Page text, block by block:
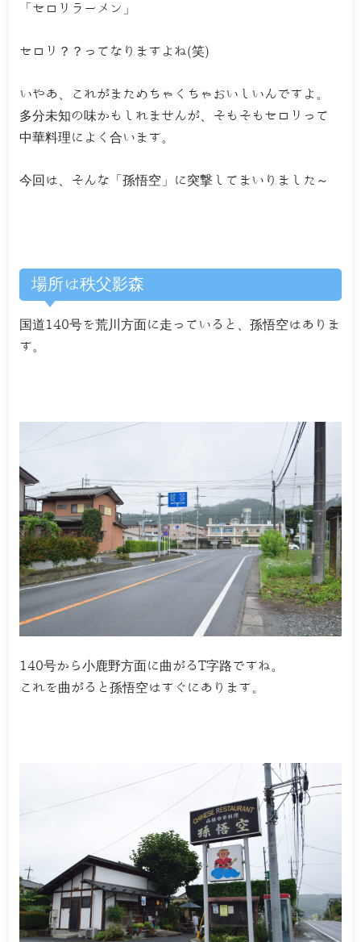
「セロリラーメン」
セロリ？？ってなりますよね(笑)
いやあ、これがまためちゃくちゃおいしいんですよ。
多分未知の味かもしれませんが、そもそもセロリって
中華料理によく合います。
今回は、そんな「孫悟空」に突撃してまいりました～
場所は秩父影森
国道140号を荒川方面に走っていると、孫悟空はありま
す。
140号から小鹿野方面に曲がるT字路ですね。
これを曲がると孫悟空はすぐにあります。